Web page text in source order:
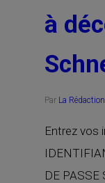
à
Par La Rédaction
Entrez vos
DE